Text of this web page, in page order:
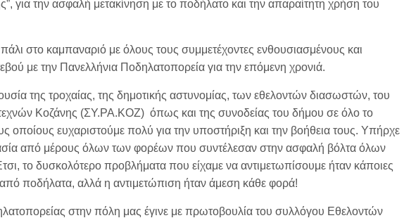
για την ασφαλή μετακίνηση με το ποδήλατο και την απαραίτητη χρήση του
στο καμπαναριό με όλους τους συμμετέχοντες ενθουσιασμένους και
με την Πανελλήνια Ποδηλατοπορεία για την επόμενη χρονιά.
της τροχαίας, της δημοτικής αστυνομίας, των εθελοντών διασωστών, του
Κοζάνης (ΣΥ.ΡΑ.ΚΟΖ) όπως και της συνοδείας του δήμου σε όλο το
οποίους ευχαριστούμε πολύ για την υποστήριξη και την βοήθεια τους. Υπήρχε
από μέρους όλων των φορέων που συντέλεσαν στην ασφαλή βόλτα όλων
το δυσκολότερο προβλήματα που είχαμε να αντιμετωπίσουμε ήταν κάποιες
ποδήλατα, αλλά η αντιμετώπιση ήταν άμεση κάθε φορά!
στην πόλη μας έγινε με πρωτοβουλία του συλλόγου Εθελοντών